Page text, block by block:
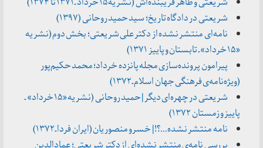
شریعتی در دادگاه تاریخ؛ سید حمید روحانی (۱۳۹۷)
نامه‌ای منتشر نشده از دکتر علی شریعتی؛ بخش دوم (نشریه
«۱۵ خرداد» ـ تابستان و پاییز ۱۳۷۱)
پیرامون پرونده‌سازی مجله پانزده خرداد؛ محمد حکیم‌پور
(ویژه‌نامه‌ی فرهنگی جهان اسلام ـ ۱۳۷۲)
شریعتی در چهره‌ای دیگر | حمید روحانی (نشریه «۱۵ خرداد» ـ
پاییز و زمستان ۱۳۷۲)
نامه منتشر نشده…؟! | خسرو منصوریان (ایران فردا ـ ۱۳۷۲)